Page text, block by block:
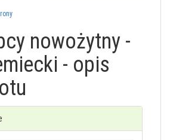
nowożytny -
- opis